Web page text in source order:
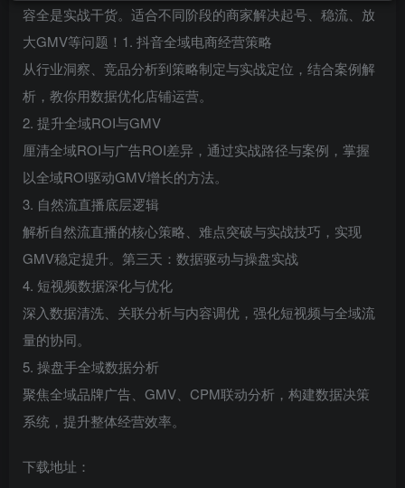
容全是实战干货。适合不同阶段的商家解决起号、稳流、放
大GMV等问题！1. 抖音全域电商经营策略
从行业洞察、竞品分析到策略制定与实战定位，结合案例解
析，教你用数据优化店铺运营。
2. 提升全域ROI与GMV
厘清全域ROI与广告ROI差异，通过实战路径与案例，掌握
以全域ROI驱动GMV增长的方法。
3. 自然流直播底层逻辑
解析自然流直播的核心策略、难点突破与实战技巧，实现
GMV稳定提升。第三天：数据驱动与操盘实战
4. 短视频数据深化与优化
深入数据清洗、关联分析与内容调优，强化短视频与全域流
量的协同。
5. 操盘手全域数据分析
聚焦全域品牌广告、GMV、CPM联动分析，构建数据决策
系统，提升整体经营效率。
下载地址：